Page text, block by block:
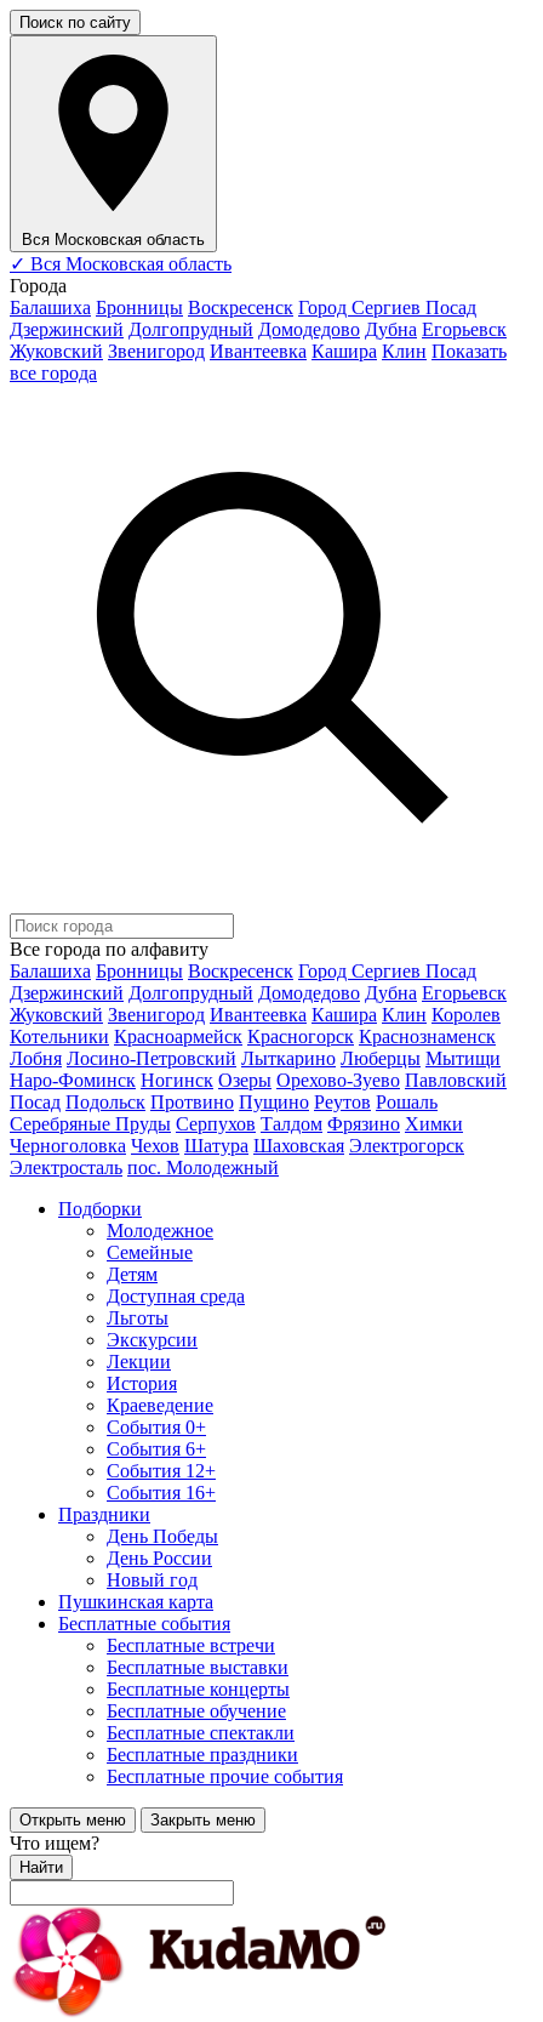
Поиск по сайту
Вся Московская область
✓ Вся Московская область
Города
Балашиха Бронницы Воскресенск Город Сергиев Посад
Дзержинский Долгопрудный Домодедово Дубна Егорьевск
Жуковский Звенигород Ивантеевка Кашира Клин Показать
все города
Все города по алфавиту
Балашиха Бронницы Воскресенск Город Сергиев Посад
Дзержинский Долгопрудный Домодедово Дубна Егорьевск
Жуковский Звенигород Ивантеевка Кашира Клин Королев
Котельники Красноармейск Красногорск Краснознаменск
Лобня Лосино-Петровский Лыткарино Люберцы Мытищи
Наро-Фоминск Ногинск Озеры Орехово-Зуево Павловский
Посад Подольск Протвино Пущино Реутов Рошаль
Серебряные Пруды Серпухов Талдом Фрязино Химки
Черноголовка Чехов Шатура Шаховская Электрогорск
Электросталь пос. Молодежный
Подборки
Молодежное
Семейные
Детям
Доступная среда
Льготы
Экскурсии
Лекции
История
Краеведение
События 0+
События 6+
События 12+
События 16+
Праздники
День Победы
День России
Новый год
Пушкинская карта
Бесплатные события
Бесплатные встречи
Бесплатные выставки
Бесплатные концерты
Бесплатные обучение
Бесплатные спектакли
Бесплатные праздники
Бесплатные прочие события
Открыть меню Закрыть меню
Что ищем?
Найти